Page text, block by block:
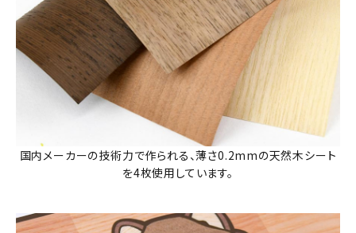
国内メーカーの技術力で作られる、薄さ0.2mmの天然木シート
を4枚使用しています。